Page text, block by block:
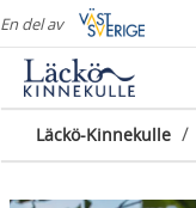
En del av
Läckö-Kinnekulle /